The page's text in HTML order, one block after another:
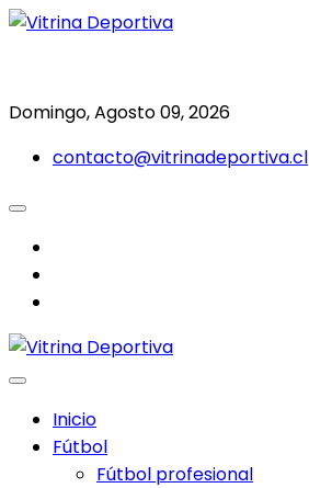
Saltar
Domingo, Agosto 09, 2026
contacto@vitrinadeportiva.cl
Inicio
Fútbol
Fútbol profesional